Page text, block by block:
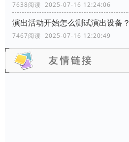
7638阅读 2025-07-16 12:24:06
演出活动开始怎么测试演出设备？
7467阅读 2025-07-16 12:20:49